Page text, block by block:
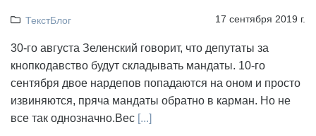
ТекстБлог 17 сентября 2019 г.
30-го августа Зеленский говорит, что депутаты за
кнопкодавство будут складывать мандаты. 10-го
сентября двое нардепов попадаются на оном и просто
извиняются, пряча мандаты обратно в карман. Но не
все так однозначно.Вес [...]